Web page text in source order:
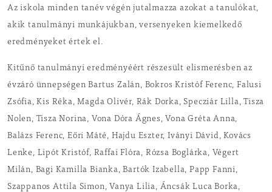
Az iskola minden tanév végén jutalmazza azokat a tanulókat,
akik tanulmányi munkájukban, versenyeken kiemelkedő
eredményeket értek el.
Kitűnő tanulmányi eredményéért részesült elismerésben az
évzáró ünnepségen Bartus Zalán, Bokros Kristóf Ferenc, Falusi
Zsófia, Kis Réka, Magda Olivér, Rák Dorka, Specziár Lilla, Tisza
Nolen, Tisza Norina, Vona Dóra Ágnes, Vona Gréta Anna,
Balázs Ferenc, Eőri Máté, Hajdu Eszter, Iványi Dávid, Kovács
Lenke, Lipót Kristóf, Raffai Flóra, Rózsa Boglárka, Végert
Milán, Bagi Kamilla Bianka, Bartók Izabella, Papp Fanni,
Szappanos Attila Simon, Vanya Lilia, Áncsák Luca Borka,